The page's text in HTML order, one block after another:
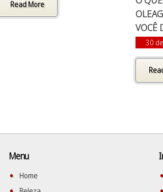
Read More
VOCÊ
30
Menu
Home